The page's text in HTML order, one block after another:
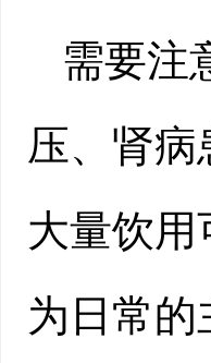
需要注
压、肾
大量饮
为日常